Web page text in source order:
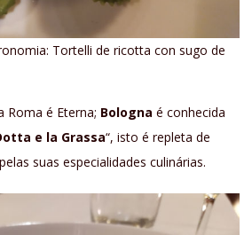
Tortelli de ricotta con sugo de
Roma é Eterna; Bologna é conhecida
e la Grassa“, isto é repleta de
suas especialidades culinárias.